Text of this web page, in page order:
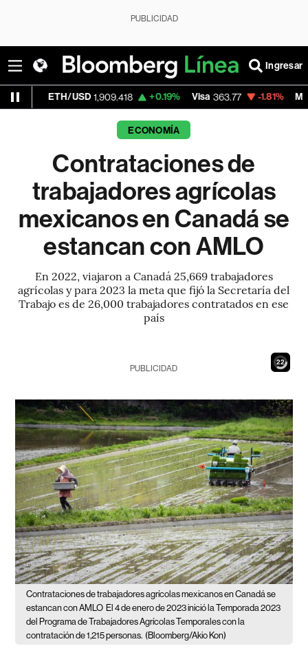
PUBLICIDAD
Ingresar
1,909.418 +0.19% Visa 363.77 -1.81% MercadoLibre
ECONOMÍA
Contrataciones de
trabajadores agrícolas
mexicanos en Canadá se
estancan con AMLO
En 2022, viajaron a Canadá 25,669 trabajadores
agrícolas y para 2023 la meta que fijó la Secretaría del
Trabajo es de 26,000 trabajadores contratados en ese
país
20
PUBLICIDAD
Contrataciones de trabajadores agrícolas mexicanos en Canadá se
estancan con AMLO El 4 de enero de 2023 inició la Temporada 2023
del Programa de Trabajadores Agrícolas Temporales con la
contratación de 1,215 personas. (Bloomberg/Akio Kon)